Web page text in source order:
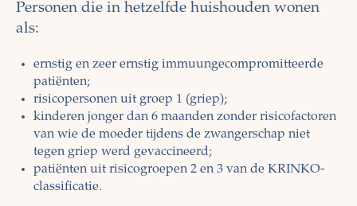
Personen die in hetzelfde huishouden wonen
als:
ernstig en zeer ernstig immuungecompromitteerde
patiënten;
risicopersonen uit groep 1 (griep);
kinderen jonger dan 6 maanden zonder risicofactoren
van wie de moeder tijdens de zwangerschap niet
tegen griep werd gevaccineerd;
patiënten uit risicogroepen 2 en 3 van de KRINKO-
classificatie.